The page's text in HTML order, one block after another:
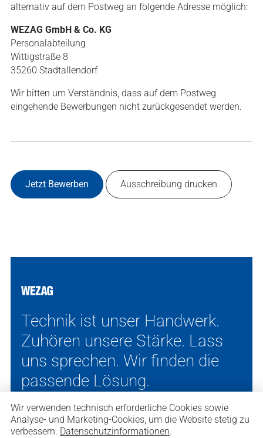
alternativ auf dem Postweg an folgende Adresse möglich:
WEZAG GmbH & Co. KG
Personalabteilung
Wittigstraße 8
35260 Stadtallendorf
Wir bitten um Verständnis, dass auf dem Postweg
eingehende Bewerbungen nicht zurückgesendet werden.
Jetzt Bewerben Ausschreibung drucken
Technik ist unser Handwerk.
Zuhören unsere Stärke. Lass
uns sprechen. Wir finden die
passende Lösung.
Wir verwenden technisch erforderliche Cookies sowie
Analyse- und Marketing-Cookies, um die Website stetig zu
verbessern. Datenschutzinformationen.